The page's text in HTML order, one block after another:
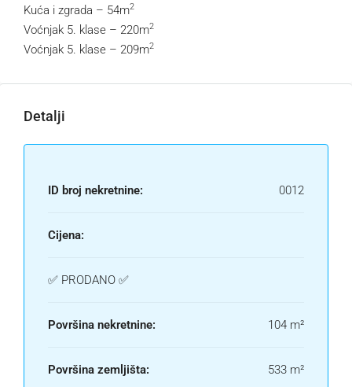
Kuća i zgrada – 54m2
Voćnjak 5. klase – 220m2
Voćnjak 5. klase – 209m2
Detalji
ID broj nekretnine: 0012
Cijena:
✅ PRODANO ✅
Površina nekretnine: 104 m²
Površina zemljišta: 533 m²